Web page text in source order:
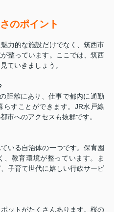
のポイント
力的な施設だけでなく、筑西市
整っています。ここでは、筑西
ていきましょう。
距離にあり、仕事で都内に通勤
らすことができます。JR水戸線
市へのアクセスも抜群です。
いる自治体の一つです。保育園
、教育環境が整っています。ま
子育て世代に嬉しい行政サービ
ットがたくさんあります。桜の